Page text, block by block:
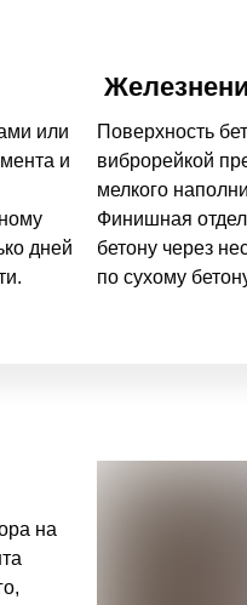
или
и
дней
Поверхность
виброрейкой
мелкого
Финишная
бетону через
по сухому
на